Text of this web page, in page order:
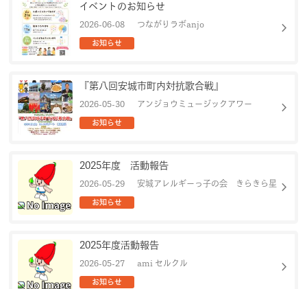
会員規約
登録団体要綱
account_circle login
イベントのお知らせ
2026-06-08 つながりラボanjo
お知らせ
chevron_right
『第八回安城市町内対抗歌合戦』
2026-05-30 アンジョウミュージックアワー
お知らせ
chevron_right
2025年度 活動報告
2026-05-29 安城アレルギーっ子の会 きらきら星
お知らせ
chevron_right
2025年度活動報告
2026-05-27 ami セルクル
お知らせ
chevron_right